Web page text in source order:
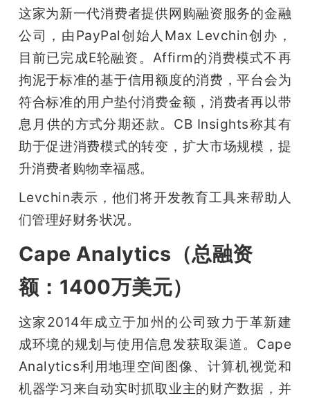
这家为新一代消费者提供网购融资服务的金融
公司，由PayPal创始人Max Levchin创办，
目前已完成E轮融资。Affirm的消费模式不再
拘泥于标准的基于信用额度的消费，平台会为
符合标准的用户垫付消费金额，消费者再以带
息月供的方式分期还款。CB Insights称其有
助于促进消费模式的转变，扩大市场规模，提
升消费者购物幸福感。
Levchin表示，他们将开发教育工具来帮助人
们管理好财务状况。
Cape Analytics（总融资
额：1400万美元）
这家2014年成立于加州的公司致力于革新建
成环境的规划与使用信息发获取渠道。Cape
Analytics利用地理空间图像、计算机视觉和
机器学习来自动实时抓取业主的财产数据，并